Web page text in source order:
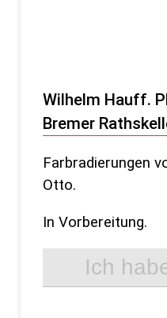
Wilhelm Hauff.
Bremer
Farbradierungen
Otto.
In Vorbereitung.